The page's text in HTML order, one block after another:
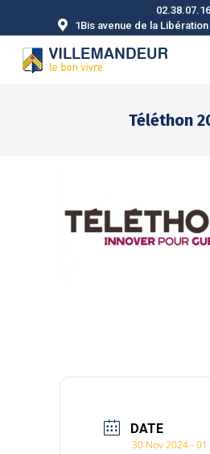
1Bis avenue de la
Téléthon
DATE
30 Nov 2024-